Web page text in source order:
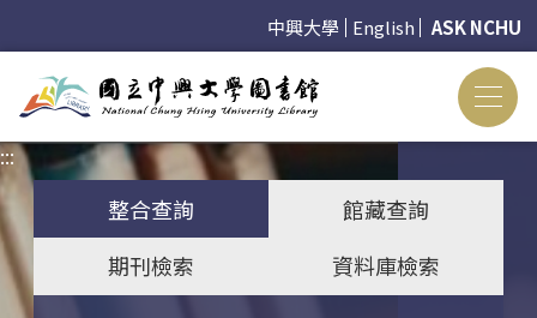
中興大學 English ASK NCHU
:::
整合查詢
館藏查詢
期刊檢索
資料庫檢索